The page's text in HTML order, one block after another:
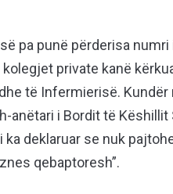
pa punë përderisa numri
private kanë
të Infermierisë. Kundër
anëtari i Bordit të Këshillit
deklaruar se nuk
qebaptoresh”.